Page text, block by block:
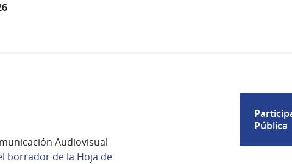
Audiovisual
borrador de la Hoja de
Pública